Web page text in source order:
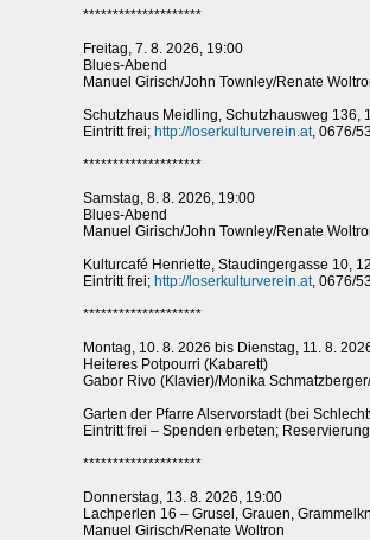
********************
Freitag, 7. 8. 2026, 19:00
Blues-Abend
Manuel Girisch/John Townley/Renate
Schutzhaus Meidling, Schutzhausweg 136,
Eintritt frei; http://loserkulturverein.at, 0676/
********************
Samstag, 8. 8. 2026, 19:00
Blues-Abend
Manuel Girisch/John Townley/Renate
Kulturcafé Henriette, Staudingergasse 10,
Eintritt frei; http://loserkulturverein.at, 0676/
********************
Montag, 10. 8. 2026 bis Dienstag, 11. 8.
Heiteres Potpourri (Kabarett)
Gabor Rivo (Klavier)/Monika
Garten der Pfarre Alservorstadt (bei
Eintritt frei – Spenden erbeten;
********************
Donnerstag, 13. 8. 2026, 19:00
Lachperlen 16 – Grusel, Grauen,
Manuel Girisch/Renate Woltron